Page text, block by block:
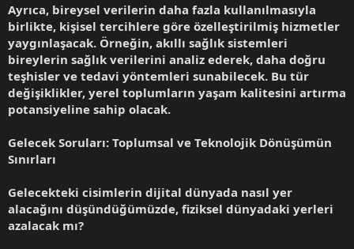
Ayrıca, bireysel verilerin daha fazla kullanılmasıyla
birlikte, kişisel tercihlere göre özelleştirilmiş hizmetler
yaygınlaşacak. Örneğin, akıllı sağlık sistemleri
bireylerin sağlık verilerini analiz ederek, daha doğru
teşhisler ve tedavi yöntemleri sunabilecek. Bu tür
değişiklikler, yerel toplumların yaşam kalitesini artırma
potansiyeline sahip olacak.
Gelecek Soruları: Toplumsal ve Teknolojik Dönüşümün
Sınırları
Gelecekteki cisimlerin dijital dünyada nasıl yer
alacağını düşündüğümüzde, fiziksel dünyadaki yerleri
azalacak mı?